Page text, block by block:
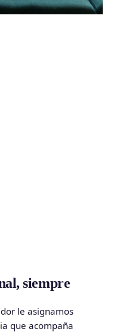
siempre
le asignamos
que acompaña